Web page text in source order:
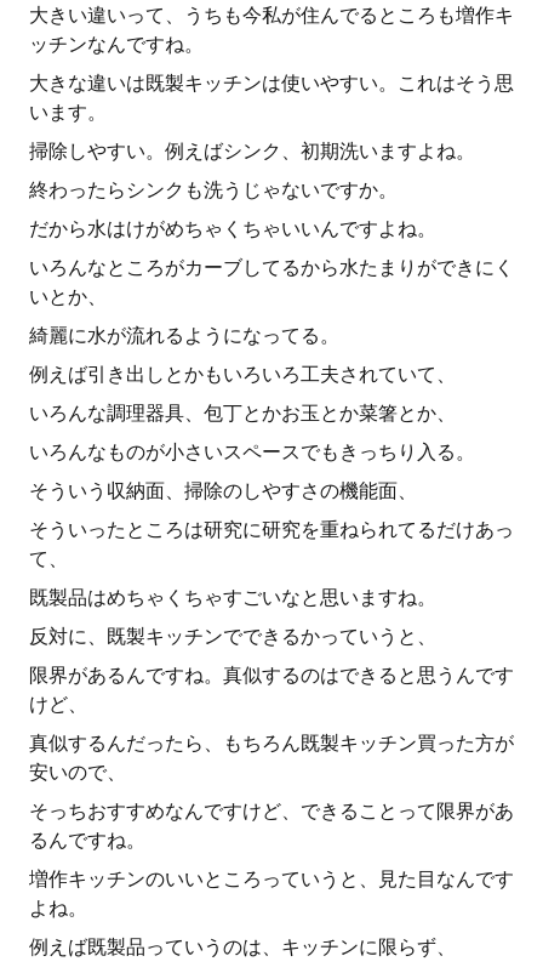
大きい違いって、うちも今私が住んでるところも増作キ
ッチンなんですね。
大きな違いは既製キッチンは使いやすい。これはそう思
います。
掃除しやすい。例えばシンク、初期洗いますよね。
終わったらシンクも洗うじゃないですか。
だから水はけがめちゃくちゃいいんですよね。
いろんなところがカーブしてるから水たまりができにく
いとか、
綺麗に水が流れるようになってる。
例えば引き出しとかもいろいろ工夫されていて、
いろんな調理器具、包丁とかお玉とか菜箸とか、
いろんなものが小さいスペースでもきっちり入る。
そういう収納面、掃除のしやすさの機能面、
そういったところは研究に研究を重ねられてるだけあっ
て、
既製品はめちゃくちゃすごいなと思いますね。
反対に、既製キッチンでできるかっていうと、
限界があるんですね。真似するのはできると思うんです
けど、
真似するんだったら、もちろん既製キッチン買った方が
安いので、
そっちおすすめなんですけど、できることって限界があ
るんですね。
増作キッチンのいいところっていうと、見た目なんです
よね。
例えば既製品っていうのは、キッチンに限らず、